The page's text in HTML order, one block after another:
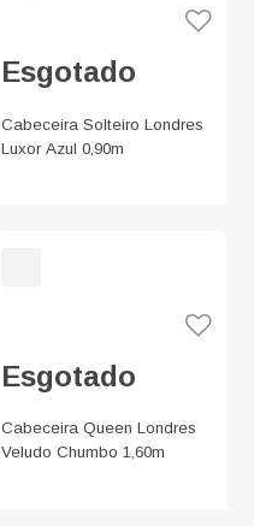
Esgotado
Cabeceira Solteiro Londres
Luxor Azul 0,90m
Esgotado
Cabeceira Queen Londres
Veludo Chumbo 1,60m